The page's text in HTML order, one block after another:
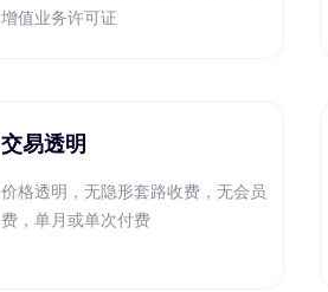
增值业务许可证
交易透明
价格透明，无隐形套路收费，无会员
费，单月或单次付费